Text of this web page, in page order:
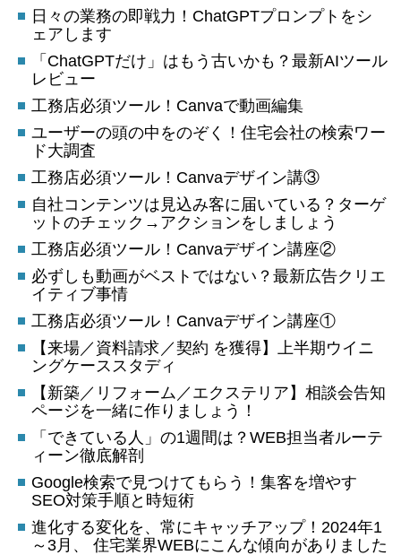
日々の業務の即戦力！ChatGPTプロンプトをシ
ェアします
「ChatGPTだけ」はもう古いかも？最新AIツール
レビュー
工務店必須ツール！Canvaで動画編集
ユーザーの頭の中をのぞく！住宅会社の検索ワー
ド大調査
工務店必須ツール！Canvaデザイン講③
自社コンテンツは見込み客に届いている？ターゲ
ットのチェック→アクションをしましょう
工務店必須ツール！Canvaデザイン講座②
必ずしも動画がベストではない？最新広告クリエ
イティブ事情
工務店必須ツール！Canvaデザイン講座①
【来場／資料請求／契約 を獲得】上半期ウイニ
ングケーススタディ
【新築／リフォーム／エクステリア】相談会告知
ページを一緒に作りましょう！
「できている人」の1週間は？WEB担当者ルーテ
ィーン徹底解剖
Google検索で見つけてもらう！集客を増やす
SEO対策手順と時短術
進化する変化を、常にキャッチアップ！2024年1
～3月、 住宅業界WEBにこんな傾向がありました